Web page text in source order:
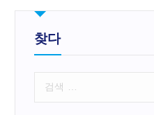
찾다